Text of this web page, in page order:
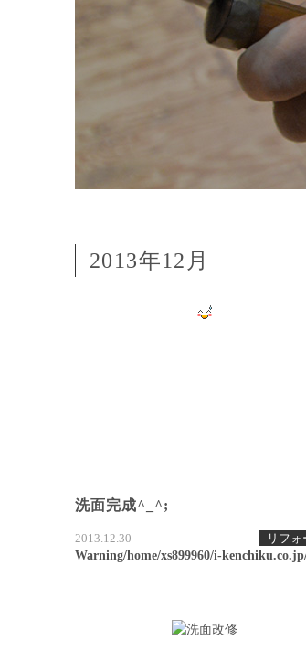
2013年12月
洗面完成^_^;
2013.12.30
リフォ
Warning/home/xs899960/i-